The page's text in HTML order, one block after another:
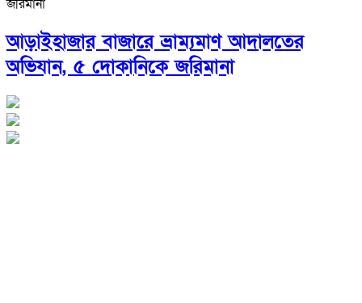
আড়াইহাজার বাজারে ভ্রাম্যমাণ আদালতের
অভিযান, ৫ দোকানিকে জরিমানা